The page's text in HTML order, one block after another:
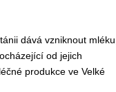
dává vzniknout mléku,
od jejich
produkce ve Velké